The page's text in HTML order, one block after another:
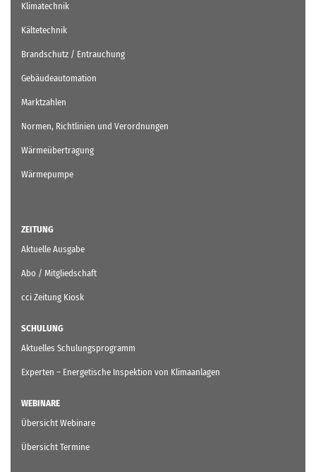
Klimatechnik
Kältetechnik
Brandschutz / Entrauchung
Gebäudeautomation
Marktzahlen
Normen, Richtlinien und Verordnungen
Wärmeübertragung
Wärmepumpe
ZEITUNG
Aktuelle Ausgabe
Abo / Mitgliedschaft
cci Zeitung Kiosk
SCHULUNG
Aktuelles Schulungsprogramm
Experten – Energetische Inspektion von Klimaanlagen
WEBINARE
Übersicht Webinare
Übersicht Termine